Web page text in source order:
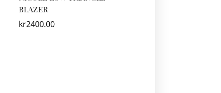
BLAZER
kr2400.00